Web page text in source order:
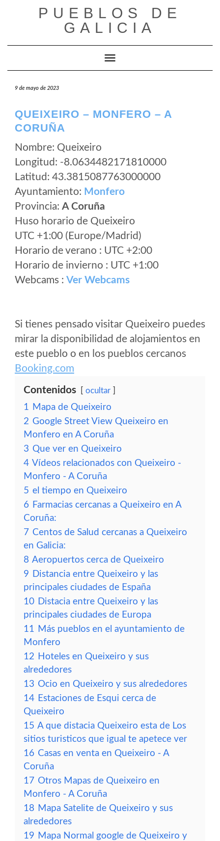
PUEBLOS DE
GALICIA
Cambiar modo de navegación
9 de mayo de 2023
QUEIXEIRO – MONFERO – A
CORUÑA
Nombre: Queixeiro
Longitud: -8.0634482171810000
Latitud: 43.3815087763000000
Ayuntamiento: Monfero
Provincia: A Coruña
Huso horario de Queixeiro
UTC +1:00 (Europe/Madrid)
Horario de verano : UTC +2:00
Horario de invierno : UTC +1:00
Webcams : Ver Webcams
Si tienes pensado visitar Queixeiro puedes
mirar la disponibilidad de alojamientos en
este pueblo o en los pueblos cercanos
Booking.com
Contenidos ocultar
1 Mapa de Queixeiro
2 Google Street View Queixeiro en
Monfero en A Coruña
3 Que ver en Queixeiro
4 Vídeos relacionados con Queixeiro -
Monfero - A Coruña
5 el tiempo en Queixeiro
6 Farmacias cercanas a Queixeiro en A
Coruña:
7 Centos de Salud cercanas a Queixeiro
en Galicia:
8 Aeropuertos cerca de Queixeiro
9 Distancia entre Queixeiro y las
principales ciudades de España
10 Distacia entre Queixeiro y las
principales ciudades de Europa
11 Más pueblos en el ayuntamiento de
Monfero
12 Hoteles en Queixeiro y sus
alrededores
13 Ocio en Queixeiro y sus alrededores
14 Estaciones de Esqui cerca de
Queixeiro
15 A que distacia Queixeiro esta de Los
sitios turisticos que igual te apetece ver
16 Casas en venta en Queixeiro - A
Coruña
17 Otros Mapas de Queixeiro en
Monfero - A Coruña
18 Mapa Satelite de Queixeiro y sus
alrededores
19 Mapa Normal google de Queixeiro y